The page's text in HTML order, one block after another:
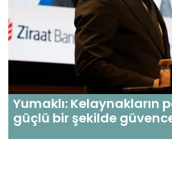
Yumaklı: Kelaynakların
güçlü bir şekilde